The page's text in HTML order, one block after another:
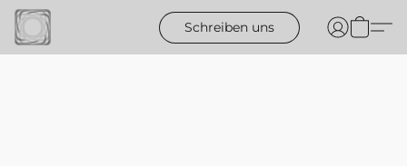
Schreiben uns